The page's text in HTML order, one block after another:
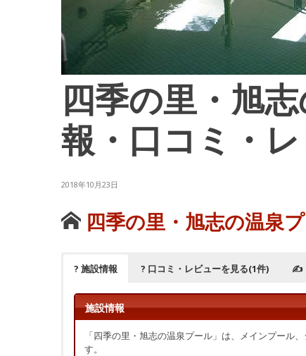
四季の里・旭
報・口コミ・
2018年10月23日
四季の里・旭志の温泉
? 施設情報 ? 口コミ・レビューを見る(1件) ✍
施設情報
「四季の里・旭志の温泉プール」は、メインプール
す。